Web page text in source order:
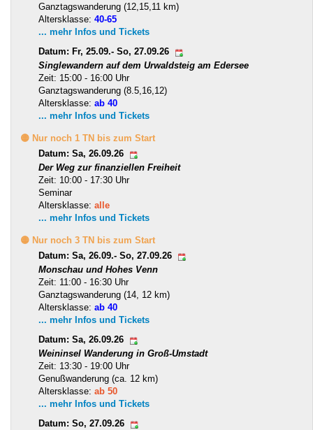
Ganztagswanderung (12,15,11 km)
Altersklasse: 40-65
... mehr Infos und Tickets
Datum: Fr, 25.09.- So, 27.09.26
Singlewandern auf dem Urwaldsteig am Edersee
Zeit: 15:00 - 16:00 Uhr
Ganztagswanderung (8.5,16,12)
Altersklasse: ab 40
... mehr Infos und Tickets
🟡 Nur noch 1 TN bis zum Start
Datum: Sa, 26.09.26
Der Weg zur finanziellen Freiheit
Zeit: 10:00 - 17:30 Uhr
Seminar
Altersklasse: alle
... mehr Infos und Tickets
🟡 Nur noch 3 TN bis zum Start
Datum: Sa, 26.09.- So, 27.09.26
Monschau und Hohes Venn
Zeit: 11:00 - 16:30 Uhr
Ganztagswanderung (14, 12 km)
Altersklasse: ab 40
... mehr Infos und Tickets
Datum: Sa, 26.09.26
Weininsel Wanderung in Groß-Umstadt
Zeit: 13:30 - 19:00 Uhr
Genußwanderung (ca. 12 km)
Altersklasse: ab 50
... mehr Infos und Tickets
Datum: So, 27.09.26